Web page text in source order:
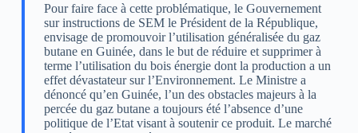
Pour faire face à cette problématique, le Gouvernement
sur instructions de SEM le Président de la République,
envisage de promouvoir l’utilisation généralisée du gaz
butane en Guinée, dans le but de réduire et supprimer à
terme l’utilisation du bois énergie dont la production a un
effet dévastateur sur l’Environnement. Le Ministre a
dénoncé qu’en Guinée, l’un des obstacles majeurs à la
percée du gaz butane a toujours été l’absence d’une
politique de l’Etat visant à soutenir ce produit. Le marché